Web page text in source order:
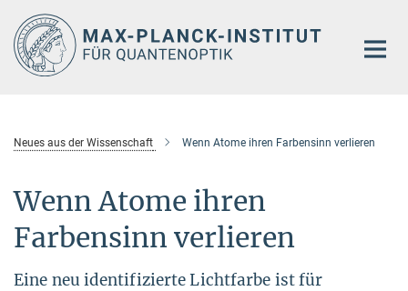
Hauptinhalt
Neues aus der Wissenschaft Wenn Atome ihren Farbensinn verlieren
Wenn Atome ihren
Farbensinn verlieren
Eine neu identifizierte Lichtfarbe ist für